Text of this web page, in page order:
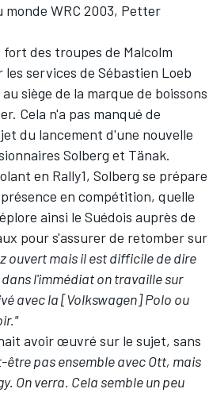
WRC 2003, Petter
des troupes de Malcolm
services de Sébastien Loeb
siège de la marque de boissons
Cela n'a pas manqué de
du lancement d'une nouvelle
Solberg et Tänak.
en Rally1, Solberg se prépare
en compétition, quelle
ainsi le Suédois auprès de
pour s'assurer de retomber sur
ouvert mais il est difficile de dire
l'immédiat on travaille sur
avec la [Volkswagen] Polo ou
avoir œuvré sur le sujet, sans
être pas ensemble avec Ott, mais
On verra. Cela semble un peu